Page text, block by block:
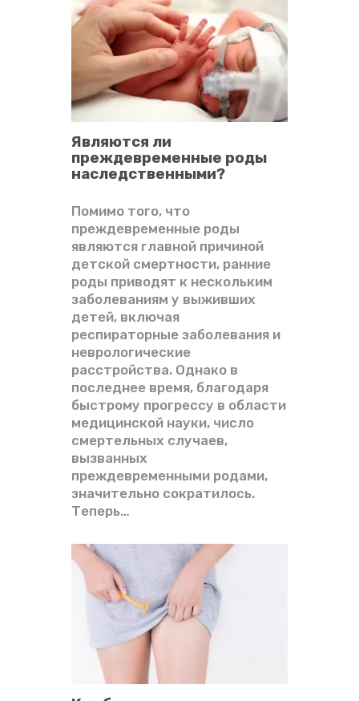
Являются ли
преждевременные роды
наследственными?
Помимо того, что
преждевременные роды
являются главной причиной
детской смертности, ранние
роды приводят к нескольким
заболеваниям у выживших
детей, включая
респираторные заболевания и
неврологические
расстройства. Однако в
последнее время, благодаря
быстрому прогрессу в области
медицинской науки, число
смертельных случаев,
вызванных
преждевременными родами,
значительно сократилось.
Теперь…